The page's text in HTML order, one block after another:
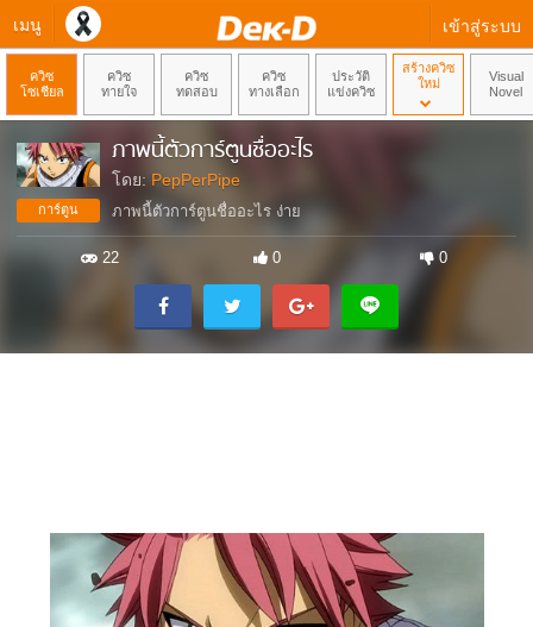
เมนู เข้าสู่ระบบ
ควิซ
โซเชียล
ควิซ
ทายใจ
ควิซ
ทดสอบ
ควิซ
ทางเลือก
ประวัติ
แข่งควิซ
สร้างควิซ
ใหม่
Visual
Novel
การ์ตูน
ภาพนี้ตัวการ์ตูนชื่ออะไร
โดย: PepPerPipe
ภาพนี้ตัวการ์ตูนชื่ออะไร ง่าย
22 0 0